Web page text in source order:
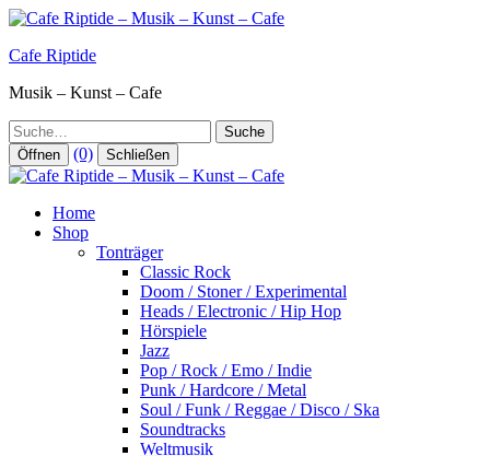
Zum
springen
Cafe Riptide
Musik – Kunst – Cafe
Suche
Öffnen (0) Schließen
Home
Shop
Tonträger
Classic Rock
Doom / Stoner / Experimental
Heads / Electronic / Hip Hop
Hörspiele
Jazz
Pop / Rock / Emo / Indie
Punk / Hardcore / Metal
Soul / Funk / Reggae / Disco / Ska
Soundtracks
Weltmusik